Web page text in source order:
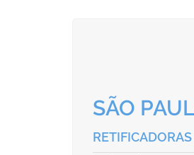
SÃO